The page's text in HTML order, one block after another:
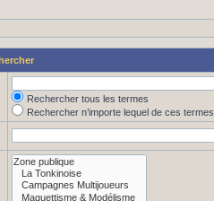
Rechercher tous les termes
Rechercher n’importe lequel de ces termes